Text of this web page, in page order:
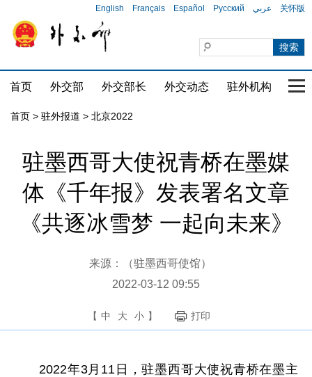
English Français Español Русский عربي 关怀版
首页 外交部 外交部长 外交动态 驻外机构 国
首页 > 驻外报道 > 北京2022
驻墨西哥大使祝青桥在墨媒
体《千年报》发表署名文章
《共逐冰雪梦 一起向未来》
来源：（驻墨西哥使馆）
2022-03-12 09:55
【 中 大 小 】 打印
2022年3月11日，驻墨西哥大使祝青桥在墨主